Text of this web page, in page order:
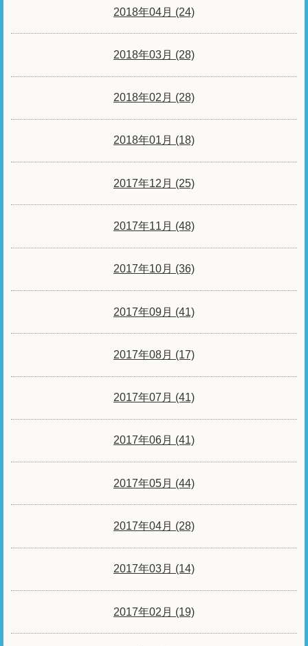
2018年04月 (24)
2018年03月 (28)
2018年02月 (28)
2018年01月 (18)
2017年12月 (25)
2017年11月 (48)
2017年10月 (36)
2017年09月 (41)
2017年08月 (17)
2017年07月 (41)
2017年06月 (41)
2017年05月 (44)
2017年04月 (28)
2017年03月 (14)
2017年02月 (19)